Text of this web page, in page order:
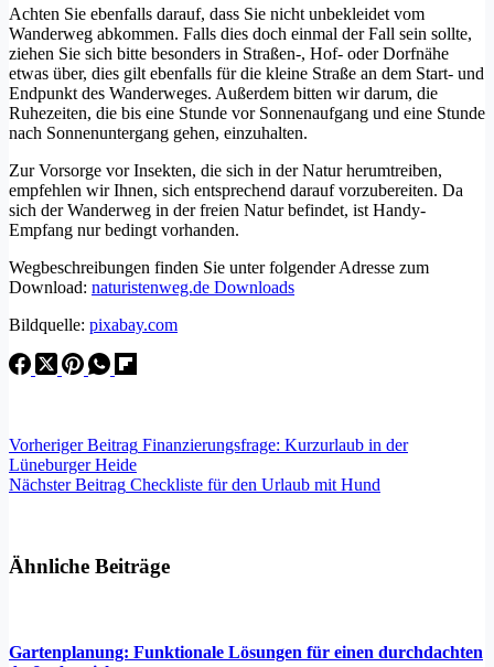
Achten Sie ebenfalls darauf, dass Sie nicht unbekleidet vom
Wanderweg abkommen. Falls dies doch einmal der Fall sein sollte,
ziehen Sie sich bitte besonders in Straßen-, Hof- oder Dorfnähe
etwas über, dies gilt ebenfalls für die kleine Straße an dem Start- und
Endpunkt des Wanderweges. Außerdem bitten wir darum, die
Ruhezeiten, die bis eine Stunde vor Sonnenaufgang und eine Stunde
nach Sonnenuntergang gehen, einzuhalten.
Zur Vorsorge vor Insekten, die sich in der Natur herumtreiben,
empfehlen wir Ihnen, sich entsprechend darauf vorzubereiten. Da
sich der Wanderweg in der freien Natur befindet, ist Handy-
Empfang nur bedingt vorhanden.
Wegbeschreibungen finden Sie unter folgender Adresse zum
Download: naturistenweg.de Downloads
Bildquelle: pixabay.com
VorherigerBeitrag Finanzierungsfrage: Kurzurlaub in der
Lüneburger Heide
NächsterBeitrag Checkliste für den Urlaub mit Hund
Ähnliche Beiträge
Gartenplanung: Funktionale Lösungen für einen durchdachten